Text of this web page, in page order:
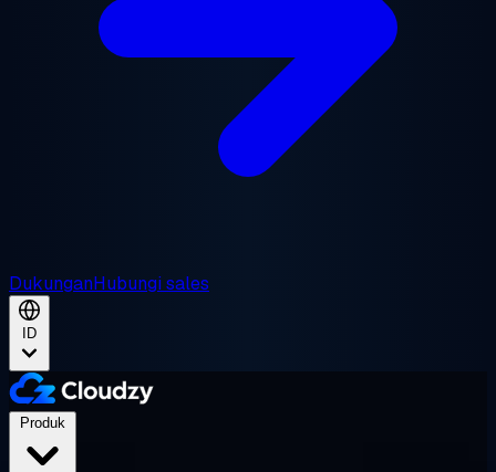
DukunganHubungi sales
ID